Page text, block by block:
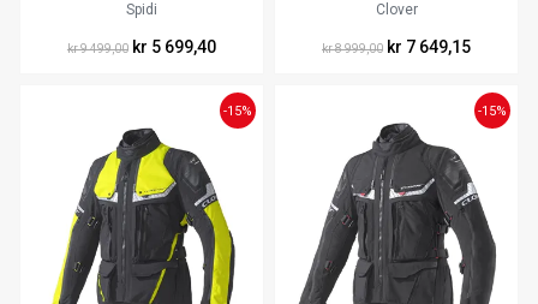
Spidi
kr 9 499,00 kr 5 699,40
Clover
kr 8 999,00 kr 7 649,15
-15% -15%